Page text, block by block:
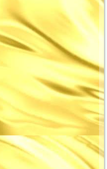
「矢場町」駅からロフト 名古
屋への出口やアクセスを案内し
ていきますね！最寄り駅…名古
屋市営 名城線と東山線「栄」
駅からロフトへの行き方は、こ
ちらのリンクとなります...